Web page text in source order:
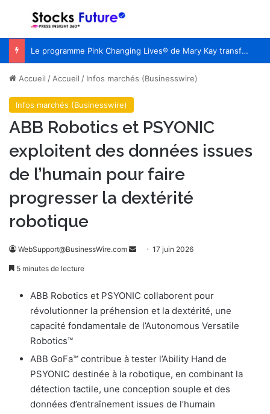
Menu
Le programme Pink Changing Lives® de Mary Kay transforme une cause en un impact mesurable pour les femmes du monde entier
Accueil /Accueil / Infos marchés (Businesswire)
Infos marchés (Businesswire)
ABB Robotics et PSYONIC
exploitent des données issues
de l’humain pour faire
progresser la dextérité
robotique
WebSupport@BusinessWire.com
o
y
e
n
c
o
u
17 juin 2026
5 minutes de lecture
ABB Robotics et PSYONIC collaborent pour
révolutionner la préhension et la dextérité, une
capacité fondamentale de l’Autonomous Versatile
Robotics™
ABB GoFa™ contribue à tester l’Ability Hand de
PSYONIC destinée à la robotique, en combinant la
détection tactile, une conception souple et des
données d’entraînement issues de l’humain